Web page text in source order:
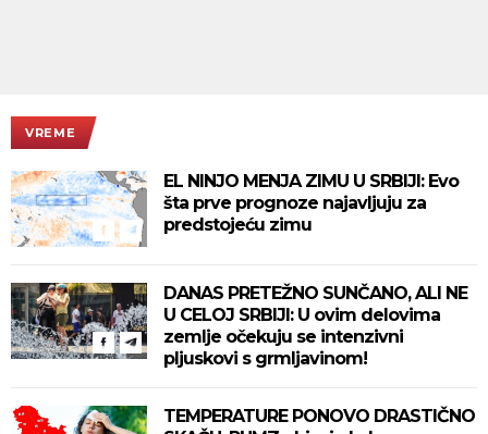
VREME
EL NINJO MENJA ZIMU U SRBIJI: Evo
šta prve prognoze najavljuju za
predstojeću zimu
DANAS PRETEŽNO SUNČANO, ALI NE
U CELOJ SRBIJI: U ovim delovima
zemlje očekuju se intenzivni
pljuskovi s grmljavinom!
TEMPERATURE PONOVO DRASTIČNO